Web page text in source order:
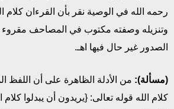
رحمه الله في الوصية نقر بأن القرءان كلام
وتنزيله وصفته مكتوب في المصاحف
الصدور غير حال فيها اهـ.
(مسألة): من الأدلة الظاهرة على أن اللفظ